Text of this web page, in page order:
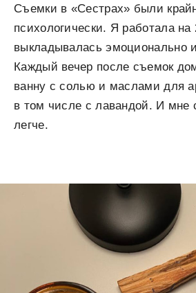
Съемки в «Сестрах» были
психологически. Я работала на
выкладывалась эмоционально
Каждый вечер после съемок
ванну с солью и маслами для
в том числе с лавандой. И мне
легче.